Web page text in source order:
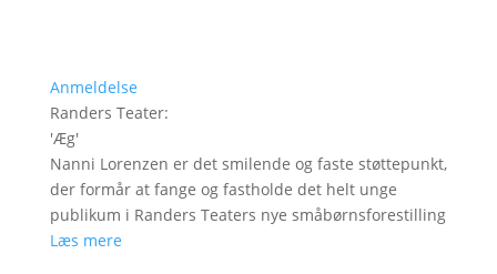
Anmeldelse
Randers Teater:
'Æg'
Nanni Lorenzen er det smilende og faste støttepunkt,
der formår at fange og fastholde det helt unge
publikum i Randers Teaters nye småbørnsforestilling
Læs mere